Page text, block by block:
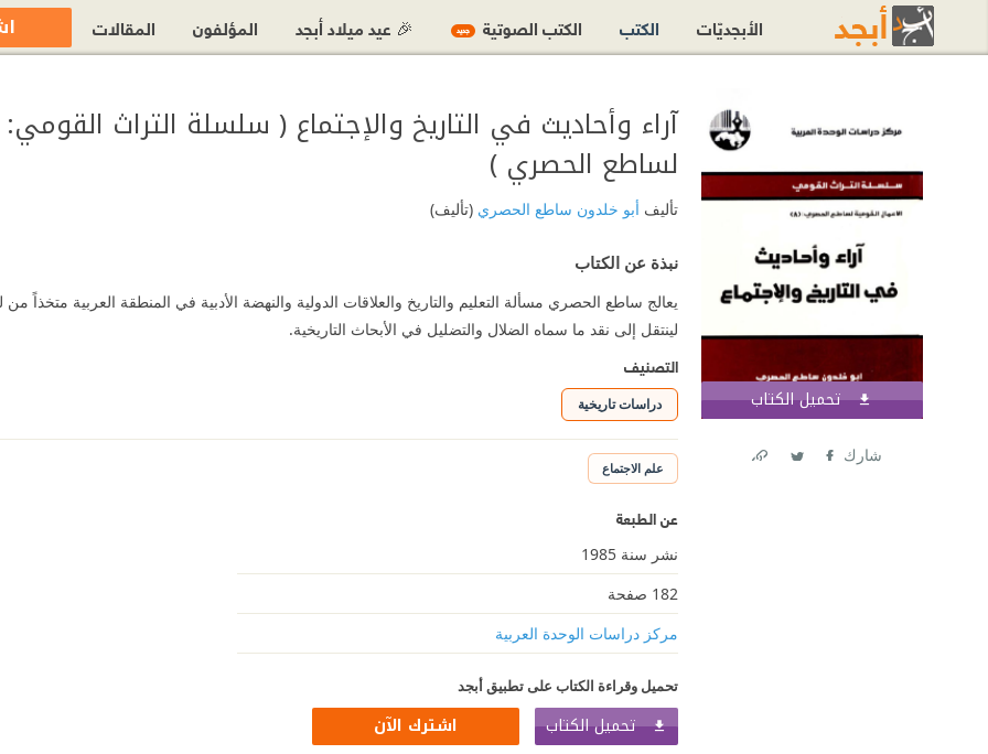
تحميل الكتاب اشترك الآن
شارك
آراء وأحاديث في التاريخ والإجتماع ( سلسلة التراث
لساطع الحصري )
تأليف أبو خلدون ساطع الحصري(تأليف)
نبذة عن الكتاب
يعالج ساطع الحصري مسألة التعليم والتاريخ والعلاقات الدولية والنهضة الأدبية في المنطقة العربية متخذاً
لينتقل إلى نقد ما سماه الضلال والتضليل في الأبحاث التاريخية.
التصنيف
دراسات تاريخية
علم الاجتماع
عن الطبعة
نشر سنة 1985
182 صفحة
مركز دراسات الوحدة العربية
تحميل وقراءة الكتاب على تطبيق أبجد
تحميل الكتاب اشترك الآن
الأبجديّات الكتب الكتب الصوتية جديد 🎉 عيد ميلاد أبجد المؤلفون المقالات